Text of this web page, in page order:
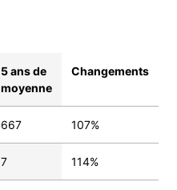
5 ans de
moyenne
Changements
667 107%
7 114%